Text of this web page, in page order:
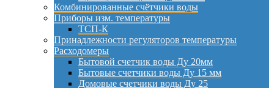
Комбинированные счётчики воды
Приборы изм. температуры
ТСП-К
Принадлежности регуляторов температуры
Расходомеры
Бытовой счетчик воды Ду 20мм
Бытовые счетчики воды Ду 15 мм
Домовые счетчики воды Ду 25